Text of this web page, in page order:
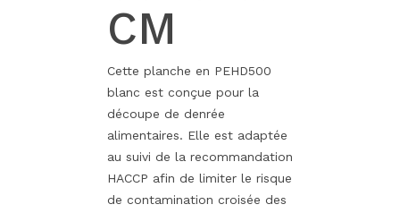
CM
Cette planche en PEHD500
blanc est conçue pour la
découpe de denrée
alimentaires. Elle est adaptée
au suivi de la recommandation
HACCP afin de limiter le risque
de contamination croisée des